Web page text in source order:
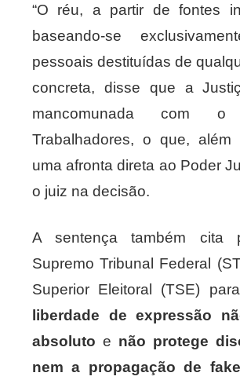
“O réu, a partir de fontes
baseando-se
pessoais destituídas de
concreta, disse que a
mancomunada com
Trabalhadores, o que,
uma afronta direta ao Poder
o juiz na decisão.
A sentença também cita
Supremo Tribunal Federal
Superior Eleitoral (TSE)
liberdade de expressão
absoluto e não protege
nem a propagação de